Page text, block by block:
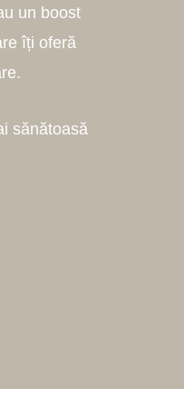
un boost
îți oferă
sănătoasă